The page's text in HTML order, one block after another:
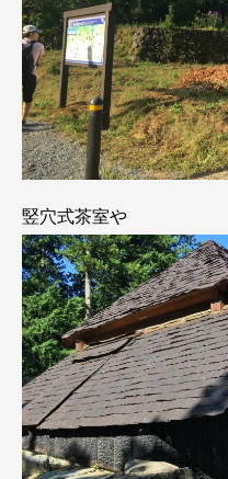
竪穴式茶室や